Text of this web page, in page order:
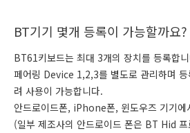
BT기기 몇개 등록이 가능할까요?
BT61키보드는 최대 3개의 장치를 등록합
페어링 Device 1,2,3를 별도로 관리하며
려 사용이 가능합니다.
안드로이드폰, iPhone폰, 윈도우즈 기기에
(일부 제조사의 안드로이드 폰은 BT Hid